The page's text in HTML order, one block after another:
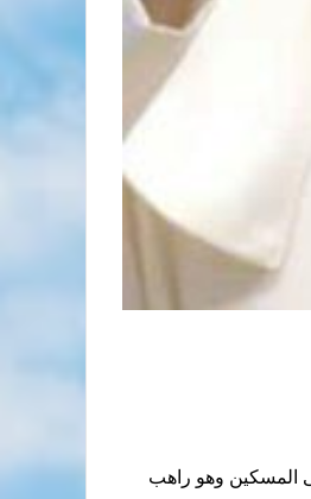
تفوه بها الأب متى المسكين وهو راهب